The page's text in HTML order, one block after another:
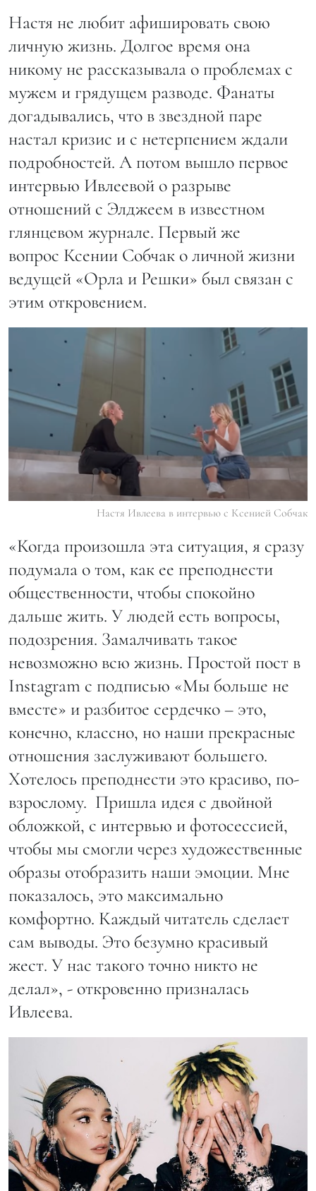
Настя не любит афишировать свою
личную жизнь. Долгое время она
никому не рассказывала о проблемах с
мужем и грядущем разводе. Фанаты
догадывались, что в звездной паре
настал кризис и с нетерпением ждали
подробностей. А потом вышло первое
интервью Ивлеевой о разрыве
отношений с Элджеем в известном
глянцевом журнале. Первый же
вопрос Ксении Собчак о личной жизни
ведущей «Орла и Решки» был связан с
этим откровением.
Настя Ивлеева в интервью с Ксенией Собчак
«Когда произошла эта ситуация, я сразу
подумала о том, как ее преподнести
общественности, чтобы спокойно
дальше жить. У людей есть вопросы,
подозрения. Замалчивать такое
невозможно всю жизнь. Простой пост в
Instagram с подписью «Мы больше не
вместе» и разбитое сердечко – это,
конечно, классно, но наши прекрасные
отношения заслуживают большего.
Хотелось преподнести это красиво, по-
взрослому. Пришла идея с двойной
обложкой, с интервью и фотосессией,
чтобы мы смогли через художественные
образы отобразить наши эмоции. Мне
показалось, это максимально
комфортно. Каждый читатель сделает
сам выводы. Это безумно красивый
жест. У нас такого точно никто не
делал», - откровенно призналась
Ивлеева.